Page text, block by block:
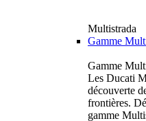
Multistrada
Gamme
Gamme
Les Ducati
découverte
frontières.
gamme